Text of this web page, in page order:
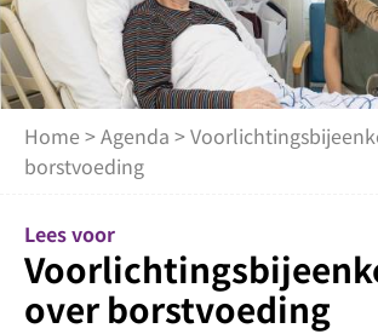
Home >Agenda >
borstvoeding
Lees voor
over borstvoeding